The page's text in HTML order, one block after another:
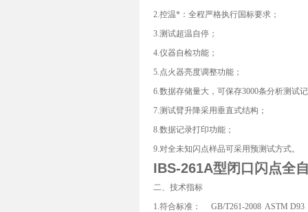
2.控温*：全程严格执行国标要求；
3.测试超温自停；
4.仪器自检功能；
5.点火器亮度调整功能；
6.数据存储量大，可保存3000条分析测试
7.测试臂升降采用垂直式结构；
8.数据记录打印功能；
9.对全未知闪点样品可采用预测试方式。
IBS-261A型闭口闪点全
二、技术指标
1.符合标准： GB/T261-2008 ASTM D93